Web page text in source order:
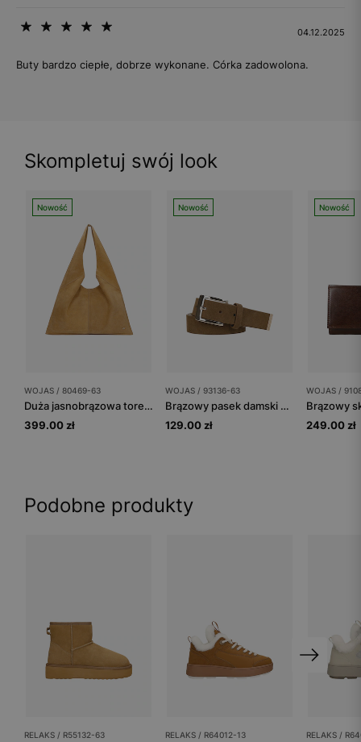
04.12.2025
Buty bardzo ciepłe, dobrze wykonane. Córka zadowolona.
Skompletuj swój look
Nowość
WOJAS / 80469-63
Duża jasnobrązowa torebka
399.00 zł
Nowość
WOJAS / 93136-63
Brązowy pasek damski ze złotą klamrą
129.00 zł
Nowość
WOJAS /
249.00 zł
Podobne produkty
RELAKS / R55132-63 RELAKS / R64012-13 RELAKS /